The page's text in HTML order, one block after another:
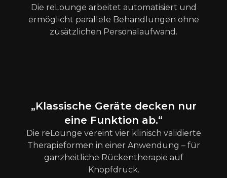
Die reLounge arbeitet automatisiert und
ermöglicht parallele Behandlungen ohne
zusätzlichen Personalaufwand.
„Klassische Geräte decken nur
eine Funktion ab.“
Die reLounge vereint vier klinisch validierte
Therapieformen in einer Anwendung – für
ganzheitliche Rückentherapie auf
Knopfdruck.